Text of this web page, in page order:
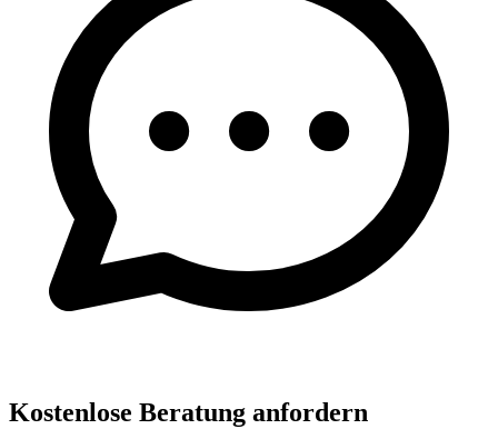
Kostenlose Beratung anfordern